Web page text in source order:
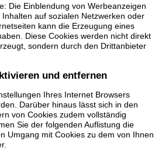
Die Einblendung von Werbeanzeigen
auf sozialen Netzwerken oder
kann die Erzeugung eines
Diese Cookies werden nicht direkt
sondern durch den Drittanbieter
und entfernen
Ihres Internet Browsers
Darüber hinaus lässt sich in den
von Cookies zudem vollständig
Sie der folgenden Auflistung die
Umgang mit Cookies zu dem von Ihnen